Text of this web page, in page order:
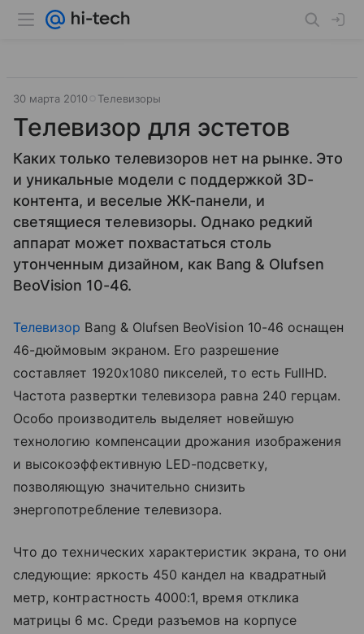
30 марта 2010 Телевизоры
Телевизор для эстетов
Каких только телевизоров нет на рынке. Это
и уникальные модели с поддержкой 3D-
контента, и веселые ЖК-панели, и
светящиеся телевизоры. Однако редкий
аппарат может похвастаться столь
утонченным дизайном, как Bang & Olufsen
BeoVision 10-46.
Телевизор Bang & Olufsen BeoVision 10-46 оснащен
46-дюймовым экраном. Его разрешение
составляет 1920х1080 пикселей, то есть FullHD.
Частота развертки телевизора равна 240 герцам.
Особо производитель выделяет новейшую
технологию компенсации дрожания изображения
и высокоэффективную LED-подсветку,
позволяющую значительно снизить
энергопотребление телевизора.
Что до технических характеристик экрана, то они
следующие: яркость 450 кандел на квадратный
метр, контрастность 4000:1, время отклика
матрицы 6 мс. Среди разъемов на корпусе